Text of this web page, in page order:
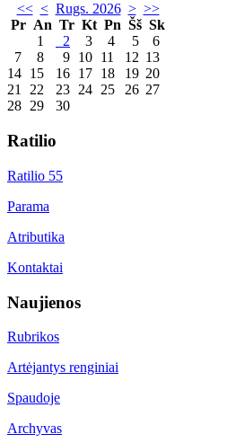
<< < Rugs. 2026 > >>
Pr An Tr Kt Pn Šš Sk
1
2 3 4 5
6
7
8 9 10 11 12 13
14 15 16 17 18 19 20
21
22 23 24 25 26 27
28 29 30
Ratilio
Ratilio 55
Parama
Atributika
Kontaktai
Naujienos
Rubrikos
Artėjantys renginiai
Spaudoje
Archyvas